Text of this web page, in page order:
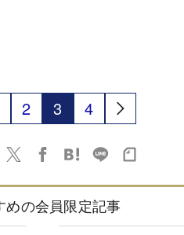
2 3 4
めの会員限定記事